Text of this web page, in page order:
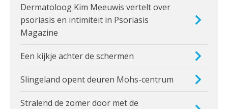
Dermatoloog Kim Meeuwis vertelt over
psoriasis en intimiteit in Psoriasis
Magazine
Een kijkje achter de schermen
Slingeland opent deuren Mohs-centrum
Stralend de zomer door met de